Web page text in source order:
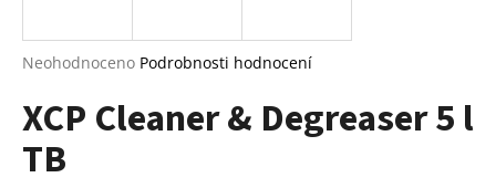
Průměrné
produktu
je
0,0
Neohodnoceno Podrobnosti hodnocení
XCP Cleaner & Degreaser 5 l
TB
j
t
?